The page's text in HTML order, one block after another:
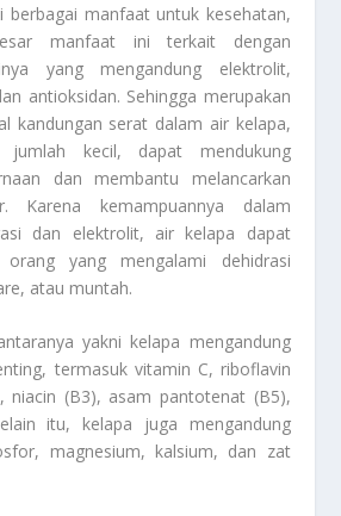
berbagai manfaat untuk kesehatan,
manfaat ini terkait dengan
yang mengandung elektrolit,
antioksidan. Sehingga merupakan
kandungan serat dalam air kelapa,
jumlah kecil, dapat mendukung
dan membantu melancarkan
Karena kemampuannya dalam
dan elektrolit, air kelapa dapat
yang mengalami dehidrasi
atau muntah.
yakni kelapa mengandung
termasuk vitamin C, riboflavin
niacin (B3), asam pantotenat (B5),
itu, kelapa juga mengandung
magnesium, kalsium, dan zat